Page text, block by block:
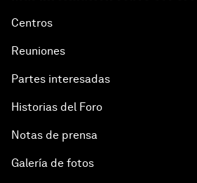
Centros
Reuniones
Partes interesadas
Historias del Foro
Notas de prensa
Galería de fotos